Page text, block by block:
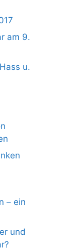
am 9.
u.
– ein
und